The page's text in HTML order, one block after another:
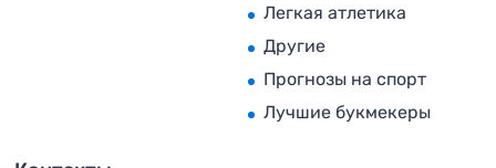
Легкая атлетика
Другие
Прогнозы на спорт
Лучшие букмекеры